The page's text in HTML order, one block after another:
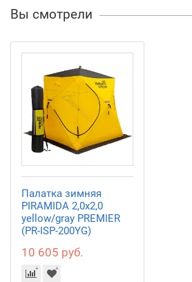
Вы смотрели
Палатка зимняя
PIRAMIDA 2,0х2,0
yellow/gray PREMIER
(PR-ISP-200YG)
10 605 руб.